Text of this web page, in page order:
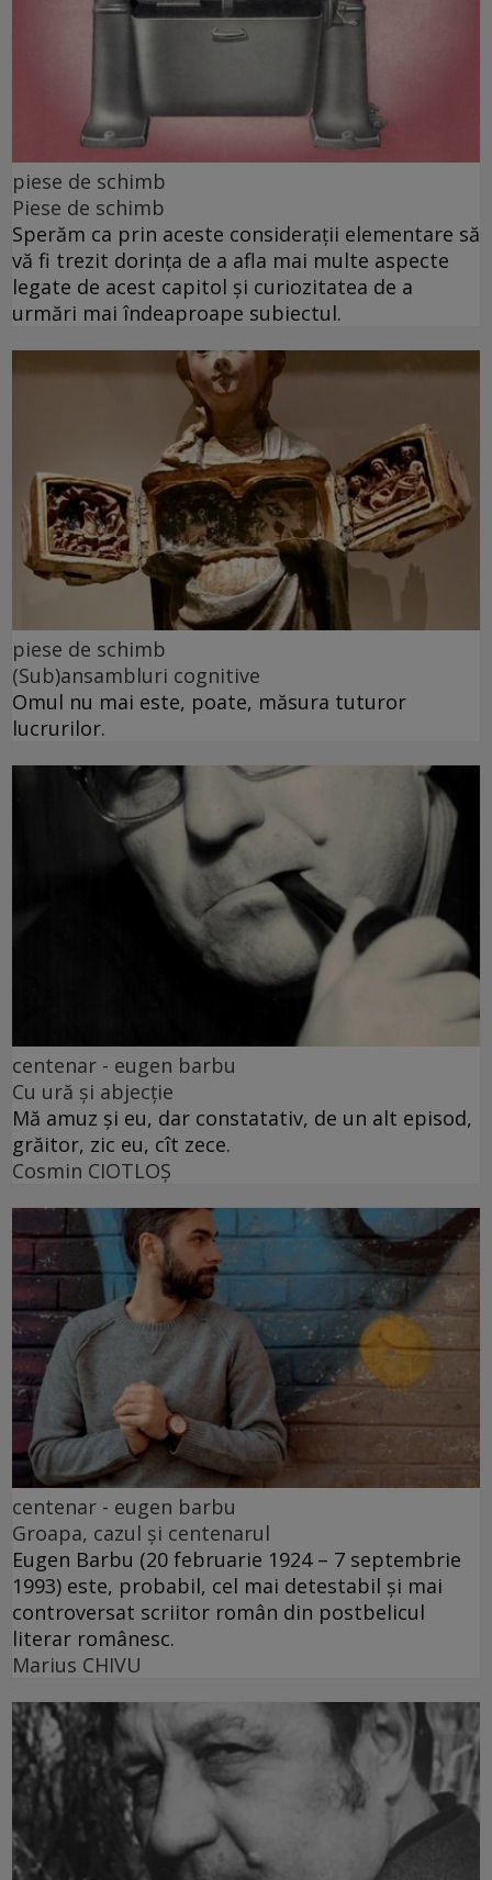
piese de schimb
Piese de schimb
Sperăm ca prin aceste considerații elementare să
vă fi trezit dorința de a afla mai multe aspecte
legate de acest capitol și curiozitatea de a
urmări mai îndeaproape subiectul.
piese de schimb
(Sub)ansambluri cognitive
Omul nu mai este, poate, măsura tuturor
lucrurilor.
centenar - eugen barbu
Cu ură și abjecție
Mă amuz și eu, dar constatativ, de un alt episod,
grăitor, zic eu, cît zece.
Cosmin CIOTLOŞ
centenar - eugen barbu
Groapa, cazul și centenarul
Eugen Barbu (20 februarie 1924 – 7 septembrie
1993) este, probabil, cel mai detestabil și mai
controversat scriitor român din postbelicul
literar românesc.
Marius CHIVU